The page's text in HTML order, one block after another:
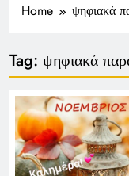
Ιράκ: Τεράστιες
επικίνδυνη
Home ψηφιακά
Tag: ψηφιακά